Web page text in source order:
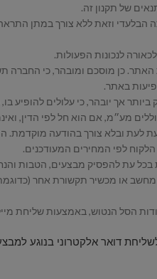
של תקנון זה.
לעת ובלא צורך בהודעה
לפי המחירים המעודכנים.
או מכשיר תקשורת אחר
דואר אלקטרוני בנוגע